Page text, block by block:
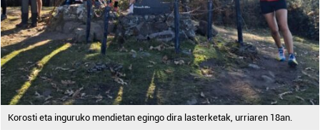
Korosti eta inguruko mendietan egingo dira lasterketak, urriaren 18an.